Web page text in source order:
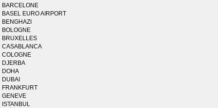
BARCELONE
BASEL EURO AIRPORT
BENGHAZI
BOLOGNE
BRUXELLES
CASABLANCA
COLOGNE
DJERBA
DOHA
DUBAI
FRANKFURT
GENEVE
ISTANBUL